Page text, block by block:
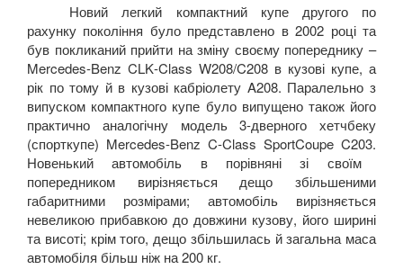
Новий легкий компактний купе другого по
рахунку покоління було представлено в 2002 році та
був покликаний прийти на зміну своєму попереднику –
Mercedes-Benz CLK-Class W208/C208 в кузові купе, а
рік по тому й в кузові кабріолету A208. Паралельно з
випуском компактного купе було випущено також його
практично аналогічну модель 3-дверного хетчбеку
(спорткупе) Mercedes-Benz C-Class SportCoupe C203.
Новенький автомобіль в порівняні зі своїм
попередником вирізняється дещо збільшеними
габаритними розмірами; автомобіль вирізняється
невеликою прибавкою до довжини кузову, його ширині
та висоті; крім того, дещо збільшилась й загальна маса
автомобіля більш ніж на 200 кг.